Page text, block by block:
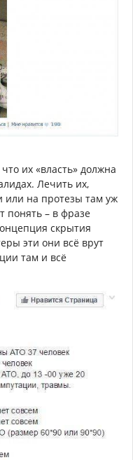
их «власть» должна
Лечить их,
или на протезы там уж
понять – в фразе
скрытия
эти они всё врут
там и всё